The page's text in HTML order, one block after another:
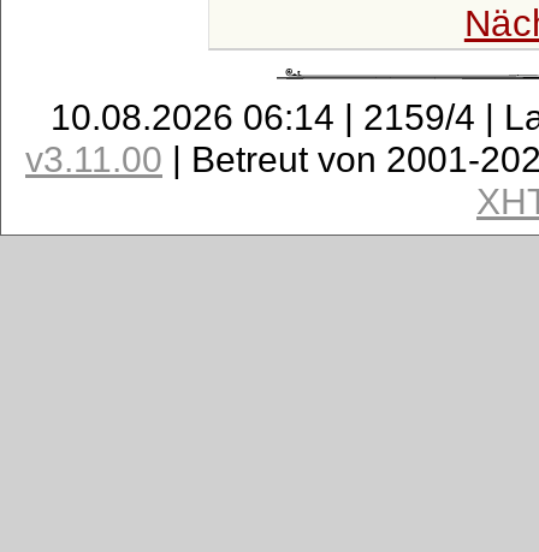
10.08.2026 06:14 | 2159/4 |
v3.11.00 | Betreut von 2001-